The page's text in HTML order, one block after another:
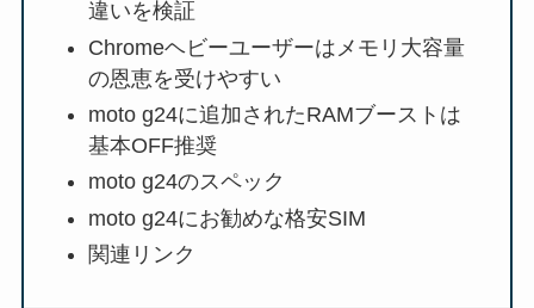
違いを検証
Chromeヘビーユーザーはメモリ大容量
の恩恵を受けやすい
moto g24に追加されたRAMブーストは
基本OFF推奨
moto g24のスペック
moto g24にお勧めな格安SIM
関連リンク